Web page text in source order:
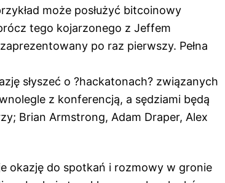
może posłużyć bitcoinowy
tego kojarzonego z Jeffem
po raz pierwszy. Pełna
słyszeć o ?hackatonach? związanych
z konferencją, a sędziami będą
Brian Armstrong, Adam Draper, Alex
okazję do spotkań i rozmowy w gronie